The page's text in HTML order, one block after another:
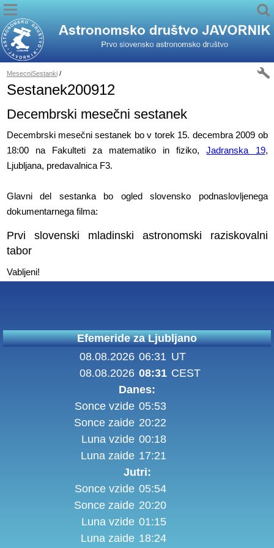
MesecniSestanki/
Sestanek200912
Decembrski mesečni sestanek
Decembrski mesečni sestanek bo v torek 15. decembra 2009 ob
18:00 na Fakulteti za matematiko in fiziko,Jadranska 19,
Ljubljana, predavalnica F3.
Glavni del sestanka bo ogled slovensko podnaslovljenega
dokumentarnega filma:
Prvi slovenski mladinski astronomski raziskovalni
tabor
Vabljeni!
Efemeride za Ljubljano
08.08.2026 06:31 UT
08.08.2026 08:31 CEST
Danes:
Sonce vzide 05:53
Sonce zaide 20:22
Luna vzide 00:18
Luna zaide 17:21
Jutri:
Sonce vzide 05:54
Sonce zaide 20:20
Luna vzide 01:15
Luna zaide 18:24